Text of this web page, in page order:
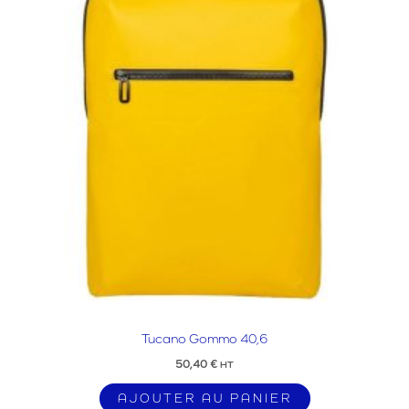
Tucano Gommo 40,6
50,40 € HT
AJOUTER AU PANIER